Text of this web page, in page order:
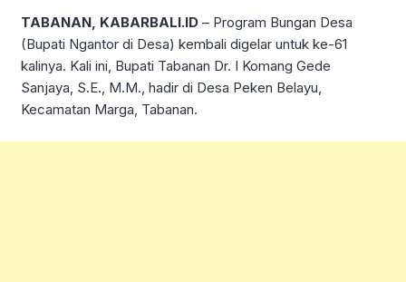
TABANAN, KABARBALI.ID – Program Bungan Desa
(Bupati Ngantor di Desa) kembali digelar untuk ke-61
kalinya. Kali ini, Bupati Tabanan Dr. I Komang Gede
Sanjaya, S.E., M.M., hadir di Desa Peken Belayu,
Kecamatan Marga, Tabanan.